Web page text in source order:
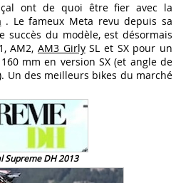
ont de quoi être fier avec la
. Le fameux Meta revu depuis sa
du modèle, est désormais
AM2, AM3 GirlySL et SX pour un
mm en version SX (et angle de
Un des meilleurs bikes du marché
Supreme DH 2013